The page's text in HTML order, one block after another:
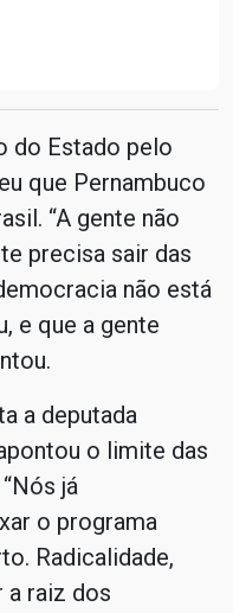
do Estado pelo
que Pernambuco
“A gente não
precisa sair das
não está
e que a gente
a deputada
o limite das
já
o programa
Radicalidade,
a raiz dos